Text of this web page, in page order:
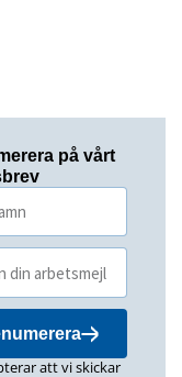
på vårt
att vi skickar